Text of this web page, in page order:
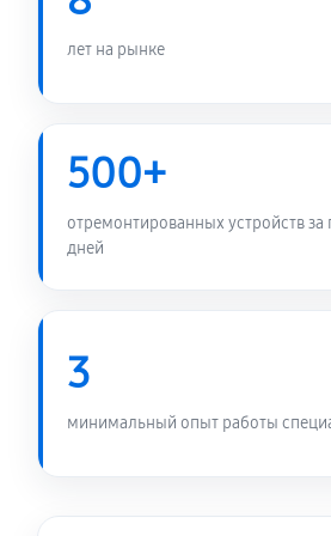
Замена кнопок громкости
350 руб
Замена разъёма наушников
Замена разъема зарядки (питания)
Замена сканера отпечатка
Замена кнопки Home (домой)
лет на рынке
500+
отремонтированных устройств
дней
3
минимальный опыт работы